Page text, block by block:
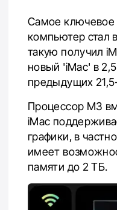
Самое ключевое
компьютер стал
такую ​​получил
новый 'iMac' в
предыдущих
Процессор M3
iMac
графики, в
имеет
памяти до 2 ТБ.